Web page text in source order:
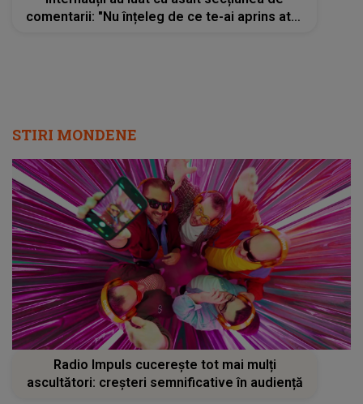
comentarii: "Nu înțeleg de ce te-ai aprins atât
STIRI MONDENE
Radio Impuls cucerește tot mai mulți
ascultători: creșteri semnificative în audiență